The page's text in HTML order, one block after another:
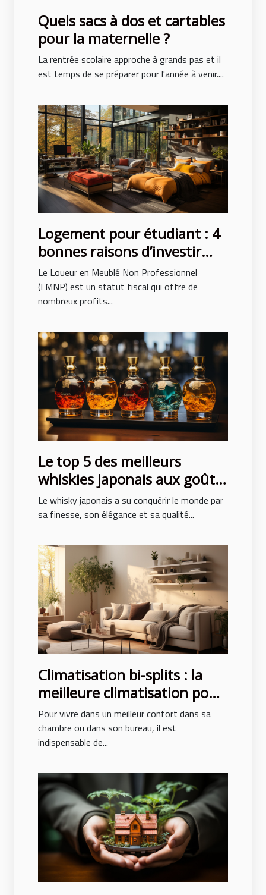
Quels sacs à dos et cartables
pour la maternelle ?
La rentrée scolaire approche à grands pas et il
est temps de se préparer pour l'année à venir....
Logement pour étudiant : 4
bonnes raisons d’investir
avec le LMNP
Le Loueur en Meublé Non Professionnel
(LMNP) est un statut fiscal qui offre de
nombreux profits...
Le top 5 des meilleurs
whiskies japonais aux goûts
exceptionnels
Le whisky japonais a su conquérir le monde par
sa finesse, son élégance et sa qualité...
Climatisation bi-splits : la
meilleure climatisation pour
un confort des pièces
Pour vivre dans un meilleur confort dans sa
chambre ou dans son bureau, il est
indispensable de...